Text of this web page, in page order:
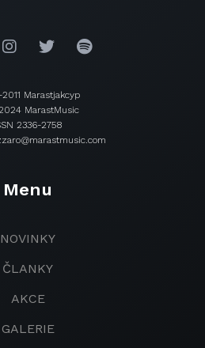
Marastjakcyp
MarastMusic
2336-2758
Menu
NOVINKY
ČLANKY
AKCE
GALERIE